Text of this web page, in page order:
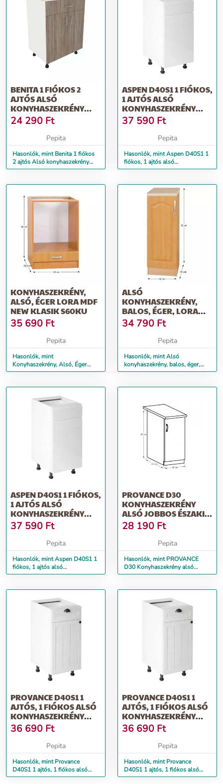
BENITA 1 FIÓKOS 2
AJTÓS ALSÓ
KONYHASZEKRÉNY
SONOMA TÖLGY-FEHÉR
60...
24 290 Ft
Pepita
Hasonlók, mint Benita 1 fiókos
2 ajtós Alsó konyhaszekrény
Sonoma Tölgy-Fehér 60...
ASPEN D40S1 1 FIÓKOS,
1 AJTÓS ALSÓ
KONYHASZEKRÉNY
JOBBOS MAGASFÉN...
37 590 Ft
Pepita
Hasonlók, mint Aspen D40S1 1
fiókos, 1 ajtós alsó
konyhaszekrény jobbos
KONYHASZEKRÉNY,
ALSÓ, ÉGER LORA MDF
NEW KLASIK S60KU
35 690 Ft
Pepita
Hasonlók, mint
Konyhaszekrény, Alsó, Éger
LORA MDF NEW KLASIK
ALSÓ
KONYHASZEKRÉNY,
BALOS, ÉGER, LORA
MDF NEW KLASIK S30
34 790 Ft
Pepita
Hasonlók, mint Alsó
konyhaszekrény, balos, éger,
LORA MDF NEW KLASIK S30
ASPEN D40S1 1 FIÓKOS,
1 AJTÓS ALSÓ
KONYHASZEKRÉNY
BALOS MAGASFÉNY...
37 590 Ft
Pepita
Hasonlók, mint Aspen D40S1 1
fiókos, 1 ajtós alsó
konyhaszekrény balos
PROVANCE D30
KONYHASZEKRÉNY
ALSÓ JOBBOS ÉSZAKI
FENYŐ
28 190 Ft
Pepita
Hasonlók, mint PROVANCE
D30 Konyhaszekrény alsó
jobbos ÉSZAKI FENYŐ
PROVANCE D40S1 1
AJTÓS, 1 FIÓKOS ALSÓ
KONYHASZEKRÉNY
BALOS SOSNA...
36 690 Ft
Pepita
Hasonlók, mint Provance
D40S1 1 ajtós, 1 fiókos alsó
konyhaszekrény balos Sosna...
PROVANCE D40S1 1
AJTÓS, 1 FIÓKOS ALSÓ
KONYHASZEKRÉNY
JOBBOS SOSNA...
36 690 Ft
Pepita
Hasonlók, mint Provance
D40S1 1 ajtós, 1 fiókos alsó
konyhaszekrény jobbos Sosna...